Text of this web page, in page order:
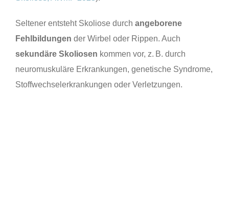
Seltener entsteht Skoliose durch angeborene
Fehlbildungen der Wirbel oder Rippen. Auch
sekundäre Skoliosen kommen vor, z. B. durch
neuromuskuläre Erkrankungen, genetische Syndrome,
Stoffwechselerkrankungen oder Verletzungen.